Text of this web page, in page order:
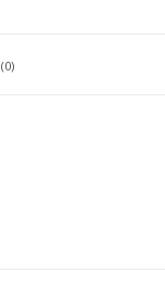
(0)